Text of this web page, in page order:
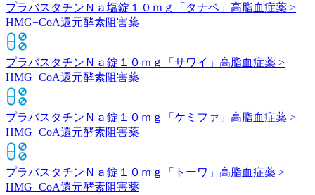
プラバスタチンＮａ塩錠１０ｍｇ「タナベ」 高脂血症薬 >
HMG−CoA還元酵素阻害薬
プラバスタチンＮａ錠１０ｍｇ「サワイ」 高脂血症薬 >
HMG−CoA還元酵素阻害薬
プラバスタチンＮａ錠１０ｍｇ「ケミファ」 高脂血症薬 >
HMG−CoA還元酵素阻害薬
プラバスタチンＮａ錠１０ｍｇ「トーワ」 高脂血症薬 >
HMG−CoA還元酵素阻害薬